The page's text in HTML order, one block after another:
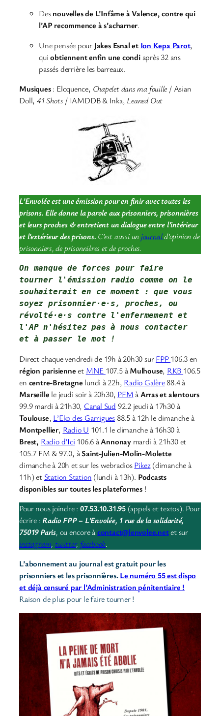
Desnouvelles de L’Infâme à Valence, contre qui
l’AP recommence à s’acharner.
Une pensée pour Jakes Esnal et Ion Kepa Parot,
quiobtiennent enfin une condiaprès 32 ans
passés derrière les barreaux.
Musiques: Eloquence, Chapelet dans ma fouille/ Asian
Doll,41 Shots / IAMDDB & Inka, Leaned Out
L’Envolée est une émission pour en finir avec toutes les
prisons. Elle donne la parole aux prisonniers, prisonnières
et leurs proches & entretient un dialogue entre l’intérieur
et l’extérieur des prisons. C’est aussi unjournald’opinion de
prisonniers, de prisonnières et de proches.
On manque de forces pour faire
tourner l'émission radio comme on le
souhaiterait en ce moment : que vous
soyez prisonnier·e·s, proches, ou
révolté·e·s contre l'enfermement et
l'AP n'hésitez pas à nous contacter
et à passer le mot !
Direct chaque vendredi de 19h à 20h30 surFPP106.3 en
région parisienneet MNE 107.5 àMulhouse, RKB 106.5
en centre-Bretagne lundi à 22h, Radio Galère88.4 à
Marseille le jeudi soir à 20h30, PFMàArras et alentours
99.9 mardi à 21h30, Canal Sud 92.2 jeudi à 17h30 à
Toulouse, L’Eko des Garrigues 88.5 à 12h le dimanche à
Montpellier, Radio U 101.1 le dimanche à 16h30 à
Brest, Radio d’Ici 106.6 àAnnonay mardi à 21h30 et
105.7 FM & 97.0, àSaint-Julien-Molin-Molette
dimanche à 20h et sur les webradiosPikez(dimanche à
11h) et Station Station (lundi à 13h). Podcasts
disponibles sur toutes les plateformes !
Pour nous joindre : 07.53.10.31.95 (appels et textos). Pour
écrire : Radio FPP – L’Envolée, 1 rue de la solidarité,
75019 Paris, ou encore àcontact@lenvolee.netet sur
instagram, twitter, facebook.
L’abonnement au journal est gratuit pour les
prisonniers et les prisonnières. Le numéro 55 est dispo
et déjà censuré par l’Administration pénitentiaire !
Raison de plus pour le faire tourner !